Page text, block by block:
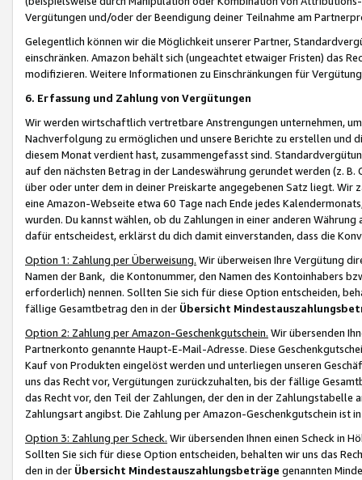
Vergütungen und/oder der Beendigung deiner Teilnahme am
Gelegentlich können wir die Möglichkeit unserer Partner,
einschränken. Amazon behält sich (ungeachtet etwaiger Fristen) das
modifizieren. Weitere Informationen zu Einschränkungen für
6. Erfassung und Zahlung von Vergütungen
Wir werden wirtschaftlich vertretbare Anstrengungen unternehmen,
Nachverfolgung zu ermöglichen und unsere Berichte zu erstellen und
diesem Monat verdient hast, zusammengefasst sind.
auf den nächsten Betrag in der Landeswährung gerundet werden (z.
über oder unter dem in deiner Preiskarte angegebenen Satz liegt.
eine Amazon-Webseite etwa 60 Tage nach Ende jedes
wurden. Du kannst wählen, ob du Zahlungen in einer anderen
dafür entscheidest, erklärst du dich damit einverstanden, dass die
Option 1: Zahlung per Überweisung. Wir überweisen Ihre Vergütung
Namen der Bank, die Kontonummer, den Namen des Kontoinhabers
erforderlich) nennen. Sollten Sie sich für diese Option entscheiden,
fällige Gesamtbetrag den in der Übersicht
Option 2: Zahlung per Amazon-Geschenkgutschein. Wir übersenden
Partnerkonto genannte Haupt-E-Mail-Adresse. Diese
Kauf von Produkten eingelöst werden und unterliegen unseren
uns das Recht vor, Vergütungen zurückzuhalten, bis der fällige
das Recht vor, den Teil der Zahlungen, der den in der
Zahlungsart angibst. Die Zahlung per Amazon-Geschenkgutschein ist
Option 3: Zahlung per Scheck. Wir übersenden Ihnen einen Scheck in
Sollten Sie sich für diese Option entscheiden, behalten wir uns das
den in der Übersicht Mindestauszahlungsbeträge genannten